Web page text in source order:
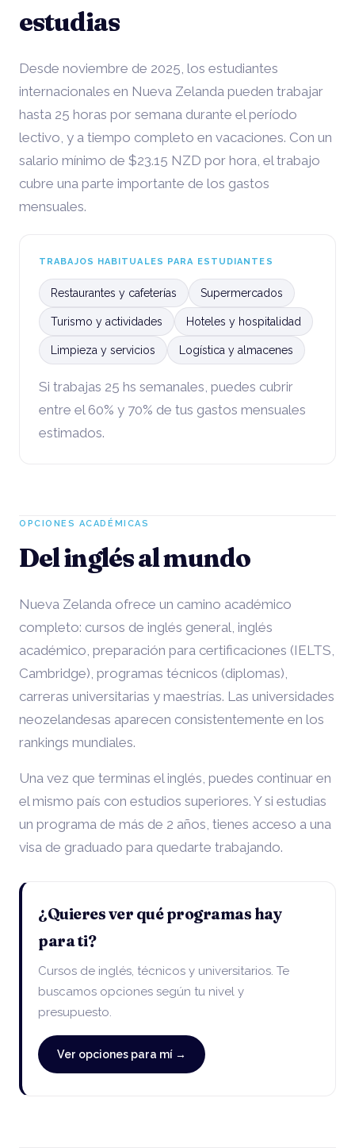
estudias
Desde noviembre de 2025, los estudiantes
internacionales en Nueva Zelanda pueden trabajar
hasta 25 horas por semana durante el período
lectivo, y a tiempo completo en vacaciones. Con un
salario mínimo de $23.15 NZD por hora, el trabajo
cubre una parte importante de los gastos
mensuales.
TRABAJOS HABITUALES PARA ESTUDIANTES
Restaurantes y cafeterías Supermercados
Turismo y actividades Hoteles y hospitalidad
Limpieza y servicios Logística y almacenes
Si trabajas 25 hs semanales, puedes cubrir
entre el 60% y 70% de tus gastos mensuales
estimados.
OPCIONES ACADÉMICAS
Del inglés al mundo
Nueva Zelanda ofrece un camino académico
completo: cursos de inglés general, inglés
académico, preparación para certificaciones (IELTS,
Cambridge), programas técnicos (diplomas),
carreras universitarias y maestrías. Las universidades
neozelandesas aparecen consistentemente en los
rankings mundiales.
Una vez que terminas el inglés, puedes continuar en
el mismo país con estudios superiores. Y si estudias
un programa de más de 2 años, tienes acceso a una
visa de graduado para quedarte trabajando.
¿Quieres ver qué programas hay
para ti?
Cursos de inglés, técnicos y universitarios. Te
buscamos opciones según tu nivel y
presupuesto.
Ver opciones para mí →